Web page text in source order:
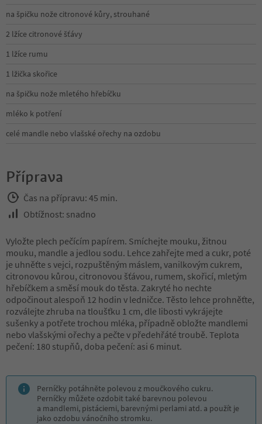
na špičku nože citronové kůry, strouhané
2 lžíce citronové šťávy
1 lžíce rumu
1 lžička skořice
na špičku nože mletého hřebíčku
mléko k potření
celé mandle nebo vlašské ořechy na ozdobu
Příprava
Čas na přípravu: 45 min.
Obtížnost: snadno
Vyložte plech pečícím papírem. Smíchejte mouku, žitnou
mouku, mandle a jedlou sodu. Lehce zahřejte med a cukr, poté
je uhněťte s vejci, rozpuštěným máslem, vanilkovým cukrem,
citronovou kůrou, citronovou šťávou, rumem, skořicí, mletým
hřebíčkem a směsí mouk do těsta. Zakryté ho nechte
odpočinout alespoň 12 hodin v ledničce. Těsto lehce prohněťte,
rozválejte zhruba na tloušťku 1 cm, dle libosti vykrájejte
sušenky a potřete trochou mléka, případně obložte mandlemi
nebo vlašskými ořechy a pečte v předehřáté troubě. Teplota
pečení: 180 stupňů, doba pečení: asi 6 minut.
Perníčky potáhněte polevou z moučkového cukru.
Perníčky můžete ozdobit také barevnou polevou
a mandlemi, pistáciemi, barevnými perlami atd. a použít je
jako ozdobu vánočního stromku.